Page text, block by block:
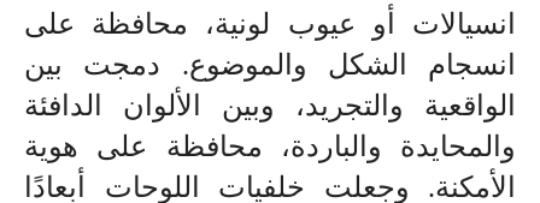
انسيالات أو عيوب لونية، محافظة على
انسجام الشكل والموضوع. دمجت بين
الواقعية والتجريد، وبين الألوان الدافئة
والمحايدة والباردة، محافظة على هوية
الأمكنة. وجعلت خلفيات اللوحات أبعادًا